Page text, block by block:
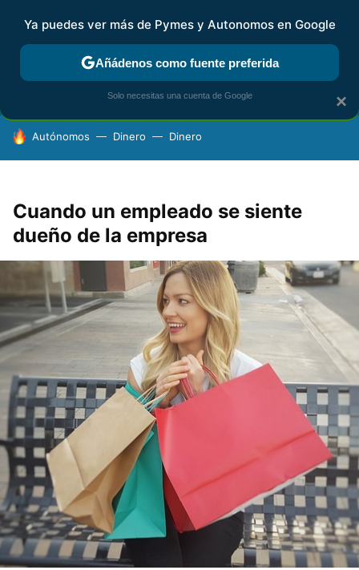
FISCALIDAD Y CONTABILIDAD KIT DIGITAL RENTA
HOY SE HABLA DE
Autónomos Dinero Dinero
Cuando un empleado se siente
dueño de la empresa
×
Ya puedes ver más de Pymes y Autonomos en Google
Añádenos como fuente preferida
Solo necesitas una cuenta de Google